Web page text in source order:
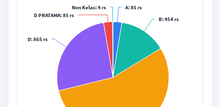
A: 85 rs
B: 454 rs
D: 865 rs
D PRATAMA: 85 rs
Non Kelas: 4 rs